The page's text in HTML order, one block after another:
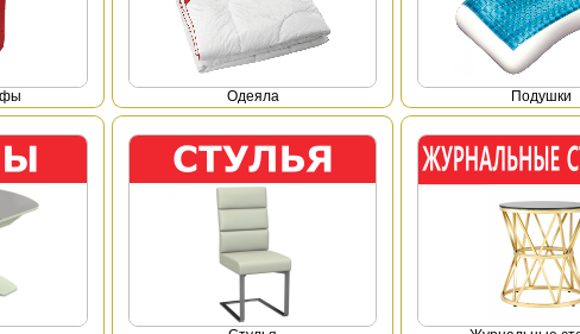
Одеяла Подушки